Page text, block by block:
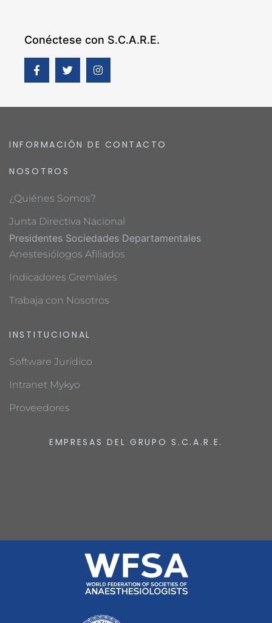
Conéctese con S.C.A.R.E.
INFORMACIÓN DE CONTACTO
NOSOTROS
¿Quiénes Somos?
Junta Directiva Nacional
Presidentes Sociedades Departamentales
Anestesiólogos Afiliados
Indicadores Gremiales
Trabaja con Nosotros
INSTITUCIONAL
Software Jurídico
Intranet Mykyo
Proveedores
EMPRESAS DEL GRUPO S.C.A.R.E.